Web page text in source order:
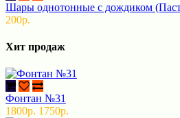
Шары однотонные с дождиком
200р.
Хит продаж
Фонтан №31
1800р. 1750р.